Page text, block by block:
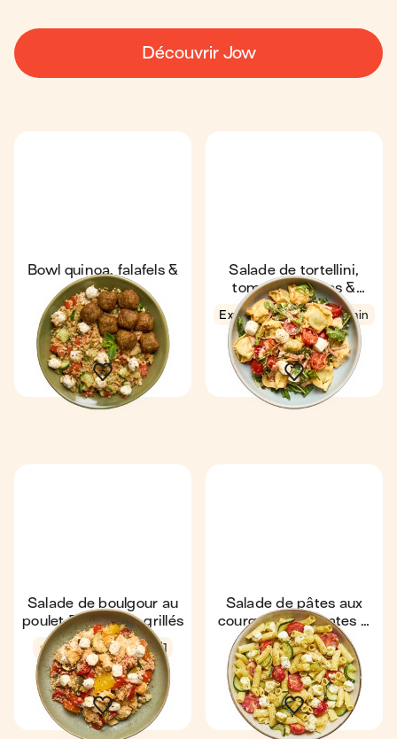
Découvrir Jow
Bowl quinoa, falafels &
Boursin
Express
4,8
12 min
1
Salade de tortellini,
tomates cerises &
jambon
Express 4,8
11 min
1
Salade de boulgour au
poulet & légumes grillés
4,7 52 min 1
Salade de pâtes aux
courgettes, tomates &
Boursin
Coup de ❤️
4,8
15 min
1